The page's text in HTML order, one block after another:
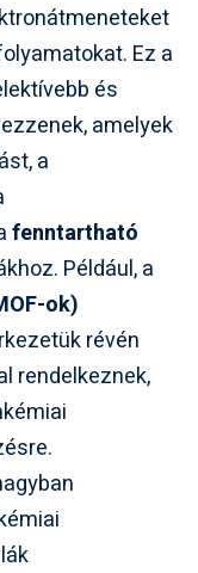
Ez a
és
amelyek
a
fenntartható
Például, a
ok)
révén
rendelkeznek,